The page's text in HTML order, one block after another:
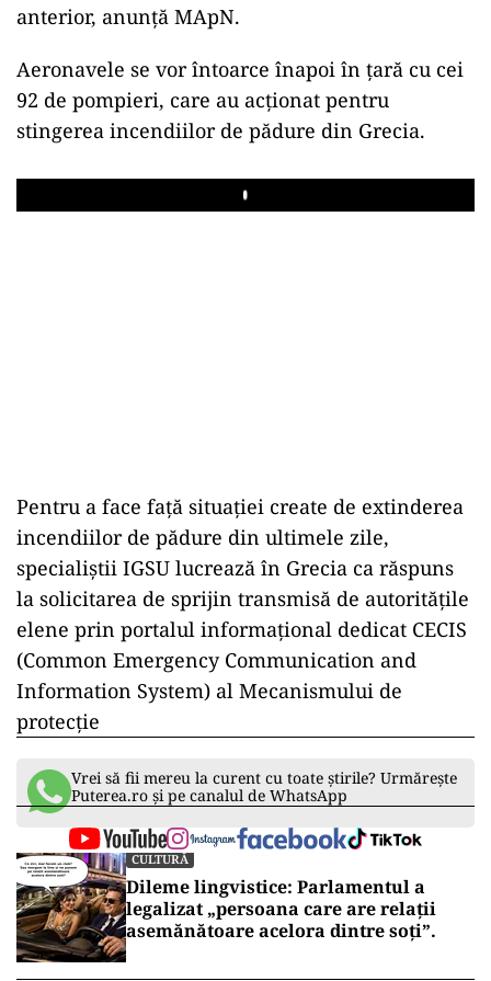
anterior, anunță MApN.
Aeronavele se vor întoarce înapoi în țară cu cei
92 de pompieri, care au acționat pentru
stingerea incendiilor de pădure din Grecia.
Play
Pentru a face față situației create de extinderea
incendiilor de pădure din ultimele zile,
specialiștii IGSU lucrează în Grecia ca răspuns
la solicitarea de sprijin transmisă de autoritățile
elene prin portalul informațional dedicat CECIS
(Common Emergency Communication and
Information System) al Mecanismului de
protecție
Vrei să fii mereu la curent cu toate știrile? Urmărește
Puterea.ro și pe canalul de WhatsApp
CULTURĂ
Dileme lingvistice: Parlamentul a
legalizat „persoana care are relații
asemănătoare acelora dintre soți”.